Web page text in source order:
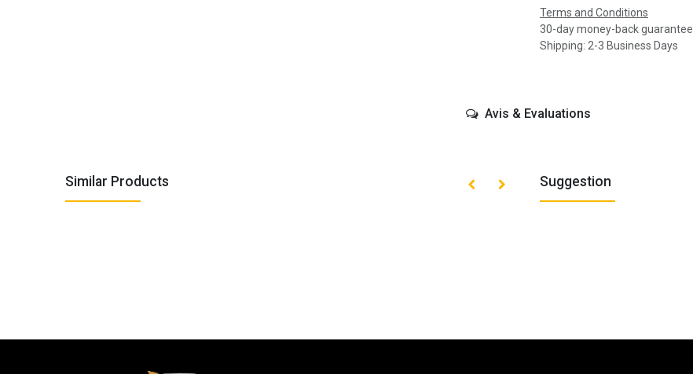
Terms and Conditions
30-day money-back guarantee
Shipping: 2-3 Business Days
Avis & Evaluations
Similar Products Suggestion